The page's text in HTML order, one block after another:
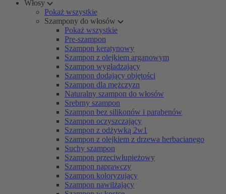
Włosy
Pokaż wszystkie
Szampony do włosów
Pokaż wszystkie
Pre-szampon
Szampon keratynowy
Szampon z olejkiem arganowym
Szampon wygładzający
Szampon dodający objętości
Szampon dla mężczyzn
Naturalny szampon do włosów
Srebrny szampon
Szampon bez silikonów i parabenów
Szampon oczyszczający
Szampon z odżywką 2w1
Szampon z olejkiem z drzewa herbacianego
Suchy szampon
Szampon przeciwłupieżowy
Szampon naprawczy
Szampon koloryzujący
Szampon nawilżający